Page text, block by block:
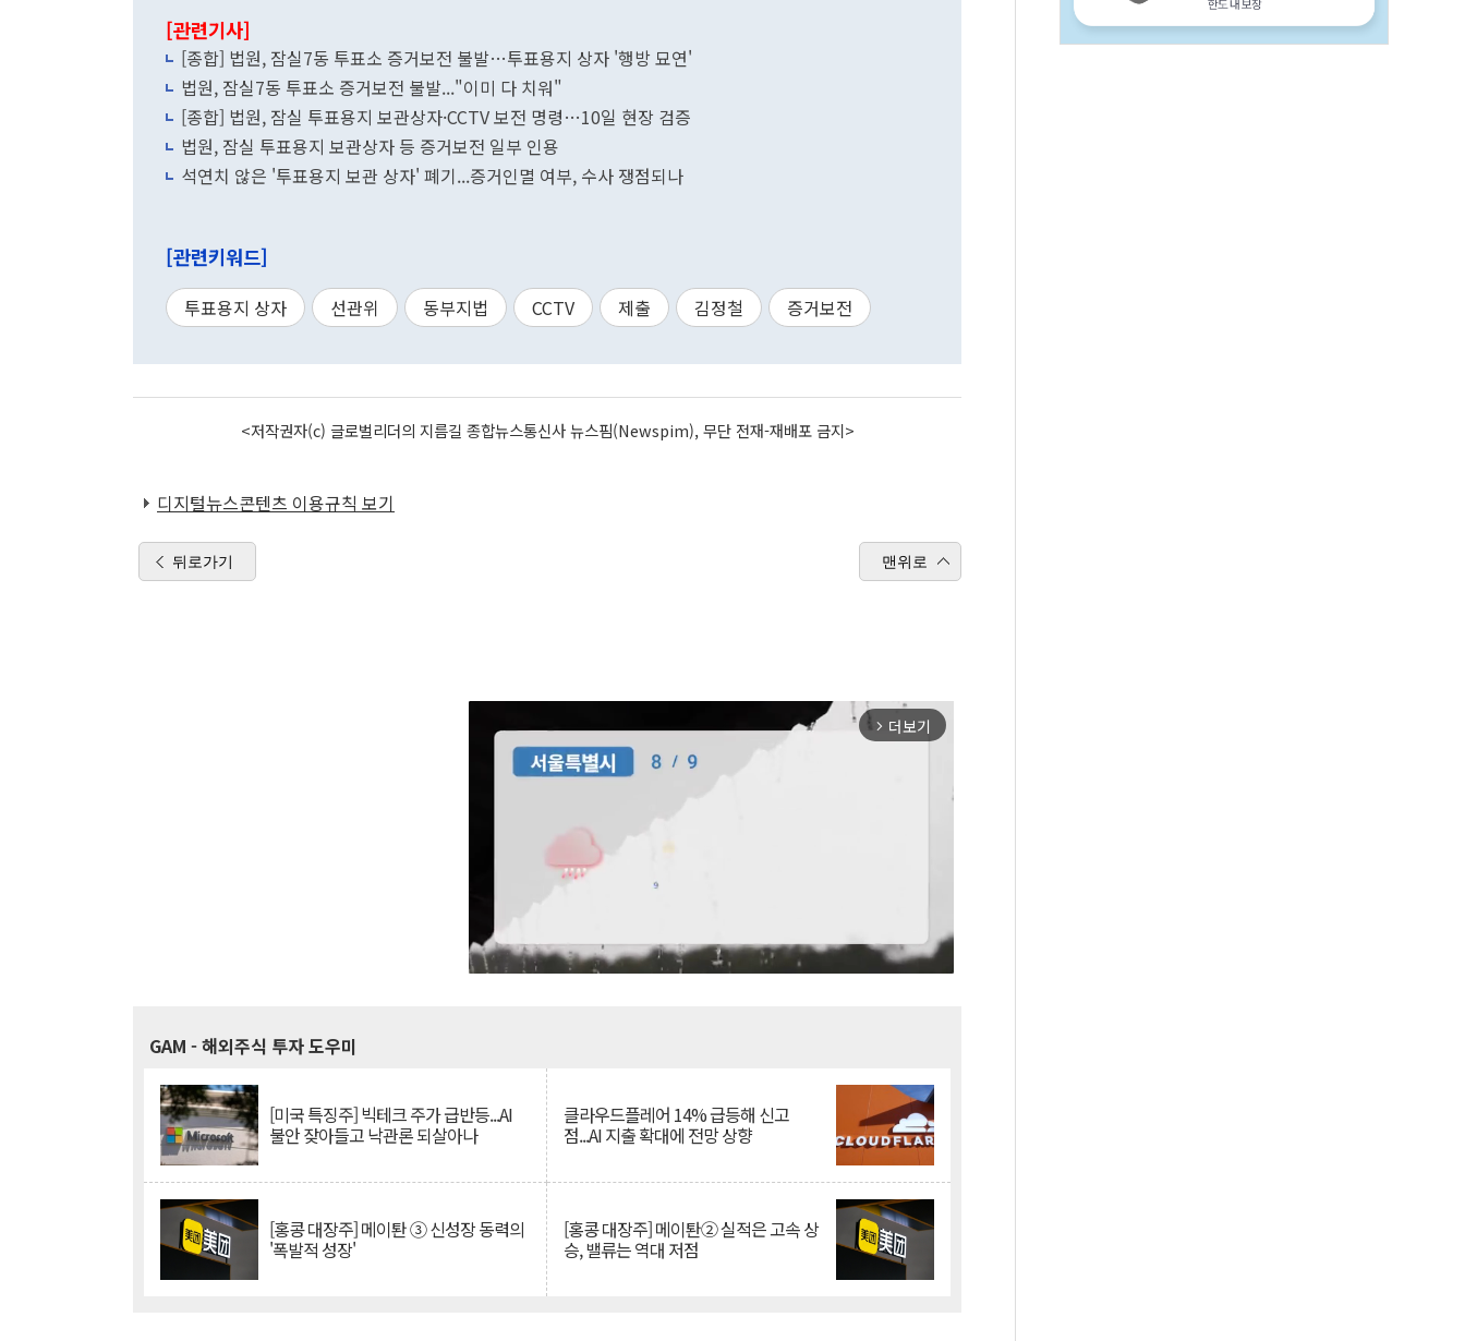
[관련기사]
[종합] 법원, 잠실7동 투표소 증거보전 불발…투표용지 상자 '행방 묘연'
법원, 잠실7동 투표소 증거보전 불발..."이미 다 치워"
[종합] 법원, 잠실 투표용지 보관상자·CCTV 보전 명령…10일 현장 검증
법원, 잠실 투표용지 보관상자 등 증거보전 일부 인용
석연치 않은 '투표용지 보관 상자' 폐기...증거인멸 여부, 수사 쟁점되나
[관련키워드]
투표용지 상자 선관위 동부지법 CCTV 제출 김정철 증거보전
<저작권자(c) 글로벌리더의 지름길 종합뉴스통신사 뉴스핌(Newspim), 무단 전재-재배포 금지>
디지털뉴스콘텐츠 이용규칙 보기
뒤로가기 맨위로
arrow_forward_ios 더보기
GAM - 해외주식 투자 도우미
[미국 특징주] 빅테크 주가 급반등...AI
불안 잦아들고 낙관론 되살아나
클라우드플레어 14% 급등해 신고
점...AI 지출 확대에 전망 상향
[홍콩 대장주] 메이퇀 ③ 신성장 동력의
'폭발적 성장'
[홍콩 대장주] 메이퇀② 실적은 고속 상
승, 밸류는 역대 저점